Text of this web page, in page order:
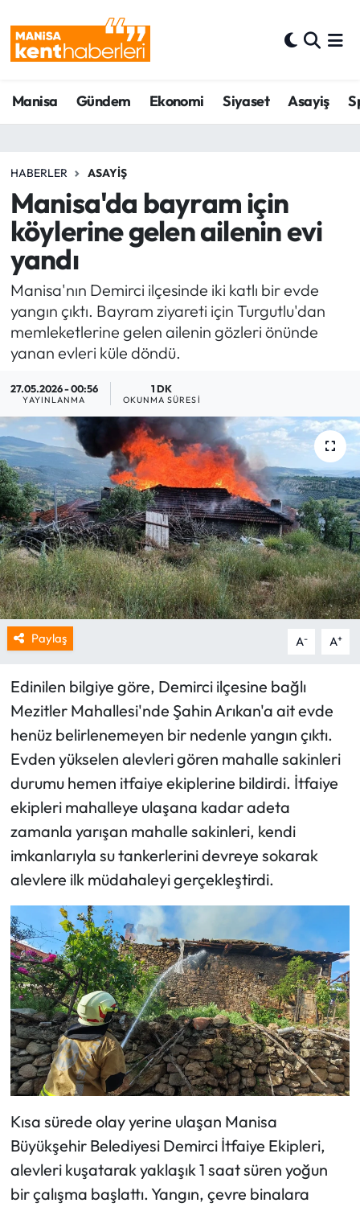
Manisa Gündem Ekonomi Siyaset Asayiş
HABERLER ASAYIŞ
Manisa'da bayram için
köylerine gelen ailenin evi
yandı
Manisa'nın Demirci ilçesinde iki katlı bir evde
yangın çıktı. Bayram ziyareti için Turgutlu'dan
memleketlerine gelen ailenin gözleri önünde
yanan evleri küle döndü.
27.05.2026 - 00:56
YAYINLANMA
1 DK
OKUNMA SÜRESI
Paylaş A- A+
Edinilen bilgiye göre, Demirci ilçesine bağlı
Mezitler Mahallesi'nde Şahin Arıkan'a ait evde
henüz belirlenemeyen bir nedenle yangın çıktı.
Evden yükselen alevleri gören mahalle sakinleri
durumu hemen itfaiye ekiplerine bildirdi. İtfaiye
ekipleri mahalleye ulaşana kadar adeta
zamanla yarışan mahalle sakinleri, kendi
imkanlarıyla su tankerlerini devreye sokarak
alevlere ilk müdahaleyi gerçekleştirdi.
Kısa sürede olay yerine ulaşan Manisa
Büyükşehir Belediyesi Demirci İtfaiye Ekipleri,
alevleri kuşatarak yaklaşık 1 saat süren yoğun
bir çalışma başlattı. Yangın, çevre binalara
Ahmetli Hava Durumu
Ahmetli Trafik Yoğunluk Haritası
Tüm Manşetler
Son Dakika Haberleri
Haber Arşivi